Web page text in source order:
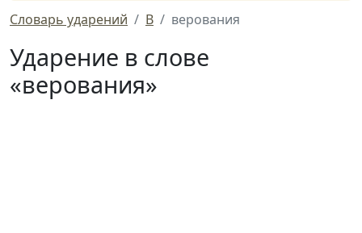
Словарь ударений В верования
Ударение в слове
«верования»